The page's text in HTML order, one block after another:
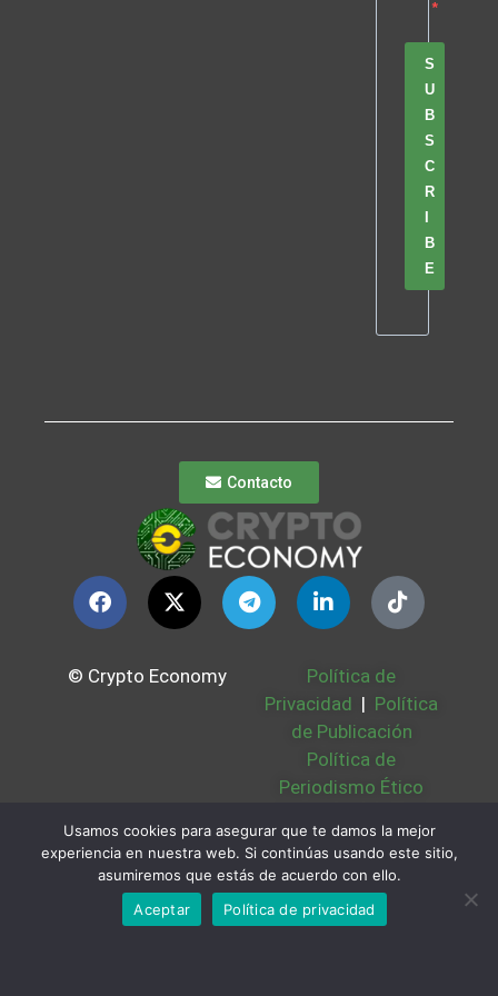
S
U
B
S
C
R
I
B
E
Contacto
© Crypto Economy
Política de
Privacidad | Política
de Publicación
Política de
Periodismo Ético
Bases Legales |
Partners | Sobre
Nosotros
Usamos cookies para asegurar que te damos la mejor
experiencia en nuestra web. Si continúas usando este sitio,
asumiremos que estás de acuerdo con ello.
Aceptar
Política de privacidad